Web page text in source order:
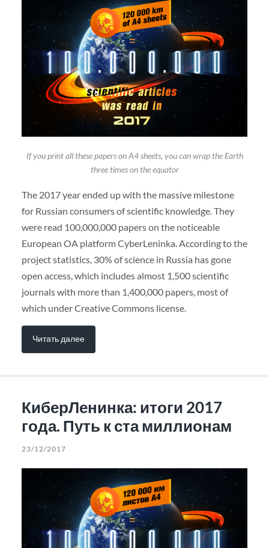
If you print all these papers on A4 sheets, you can wrap the Earth
three times on the equator
The 2017 year ended up with the massive milestone
for Russian consumers of scientific knowledge. They
were read 100,000,000 papers on the noticeable
European OA platform CyberLeninka. According to the
project statistics, 30% of science in Russia has gone
open access, which includes almost 1,500 scientific
journals with more than 1,400,000 papers, most of
which under Creative Commons license.
Читать далее
КиберЛенинка: итоги 2017
года. Путь к ста миллионам
23/12/2017